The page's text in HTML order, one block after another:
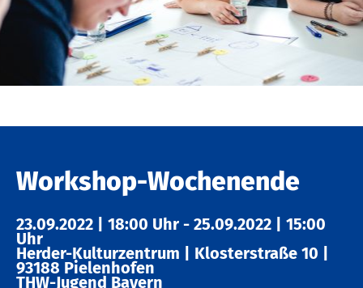
Workshop-Wochenende
23.09.2022 18:00 Uhr - 25.09.2022 15:00
Uhr
Herder-Kulturzentrum Klosterstraße 10
93188 Pielenhofen
THW-Jugend Bayern